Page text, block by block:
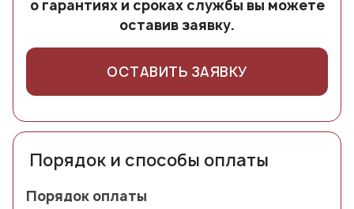
о гарантиях и сроках службы вы можете
оставив заявку.
ОСТАВИТЬ ЗАЯВКУ
Порядок и способы оплаты
Порядок оплаты